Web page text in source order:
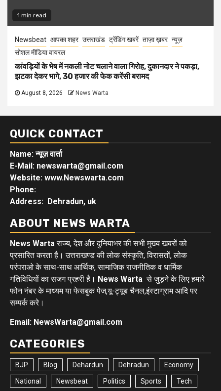
1 min read
Newsbeat आपका शहर उत्तराखंड ट्रेंडिंग खबरें ताज़ा ख़बर न्यूज़
सोशल मीडिया वायरल
कांवड़ियों के भेष में नकली नोट चलाने वाला गिरोह, दुकानदार ने पकड़ा,
झटका देकर भागे, 30 हजार की फेक करेंसी बरामद
August 8, 2026 News Warta
QUICK CONTACT
Name: न्यूज़ वार्ता
E-Mail: newswarta@gmail.com
Website: www.Newswarta.com
Phone:
Address: Dehradun, uk
ABOUT NEWS WARTA
News Warta राज्य, देश और दुनियाभर की सभी मुख्य खबरों को
प्रसारित करता है। उत्तराखण्ड की लोक संस्कृति, विरासतों, लोक
परंपराओ के साथ-साथ आर्थिक, सामाजिक राजनीतिक व धार्मिक
गतिविधियों का सजग प्रहरी है। News Warta से जुड़ने के लिए हमारे
फोन नंबर के माध्यम या फेसबुक पेज,यू-ट्यूब चैनल,इंस्टाग्राम आदि पर
सम्पर्क करे।
Email: NewsWarta@gmail.com
CATEGORIES
BJP Blog Dehardun Dehradun Economy
National Newsbeat Politics Sports Tech